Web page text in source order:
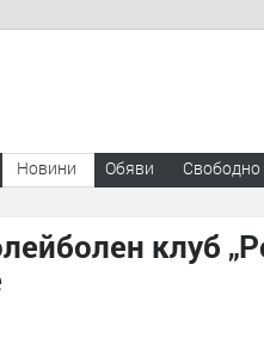
Новини Обяви
клуб